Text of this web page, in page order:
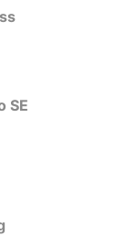
SE